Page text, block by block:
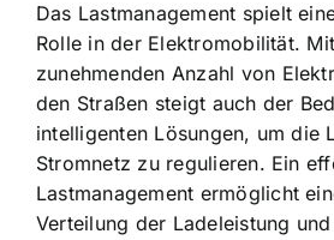
Das Lastmanagement spielt
Rolle in der Elektromobilität.
zunehmenden Anzahl von
den Straßen steigt auch der
intelligenten Lösungen, um die
Stromnetz zu regulieren. Ein
Lastmanagement ermöglicht
Verteilung der Ladeleistung